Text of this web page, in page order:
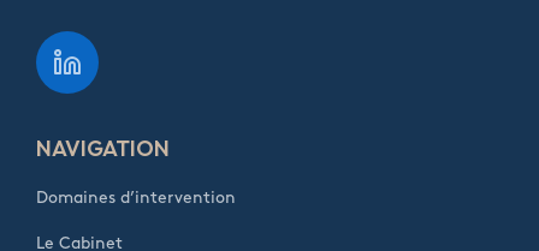
NAVIGATION
Domaines d’intervention
Le Cabinet